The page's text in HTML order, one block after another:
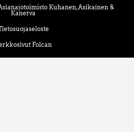
Kuhanen, Asikainen &
Kanerva
Folcan